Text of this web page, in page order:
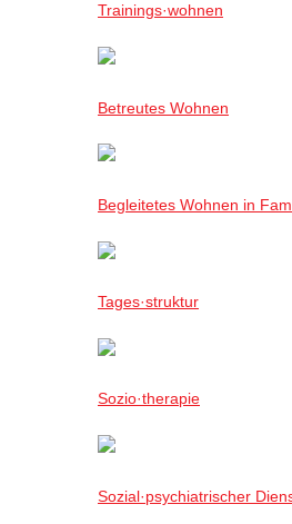
Trainings·wohnen
Betreutes Wohnen
Begleitetes Wohnen in
Tages·struktur
Sozio·therapie
Sozial·psychiatrischer